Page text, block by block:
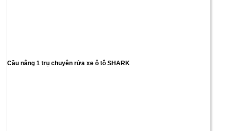
Cầu nâng 1 trụ chuyên rửa xe ô tô SHARK